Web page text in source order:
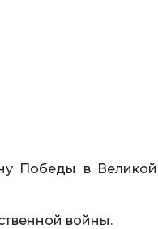
Победы в Великой
войны.